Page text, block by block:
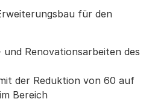
für den
und Renovationsarbeiten des
Reduktion von 60 auf
Bereich